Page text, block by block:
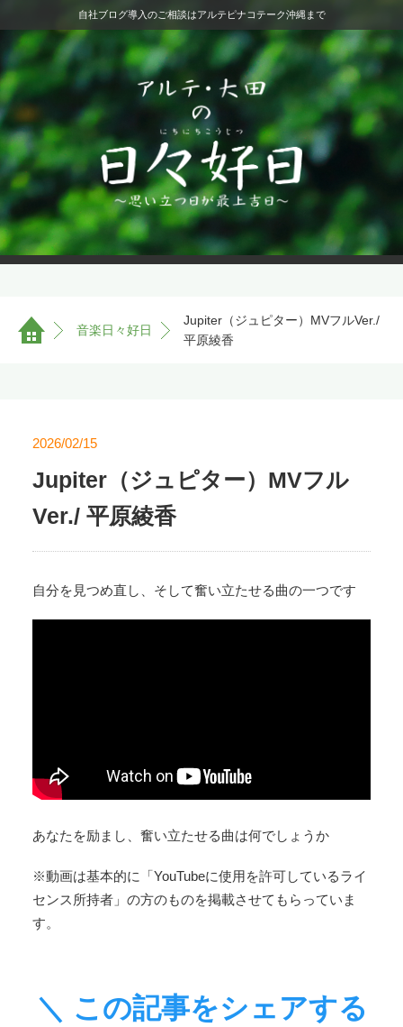
自社ブログ導入のご相談はアルテピナコテーク沖縄まで
音楽日々好日
Jupiter（ジュピター）MVフルVer./
平原綾香
2026/02/15
Jupiter（ジュピター）MVフル
Ver./ 平原綾香
自分を見つめ直し、そして奮い立たせる曲の一つです
あなたを励まし、奮い立たせる曲は何でしょうか
※動画は基本的に「YouTubeに使用を許可しているライ
センス所持者」の方のものを掲載させてもらっていま
す。
＼ この記事をシェアする